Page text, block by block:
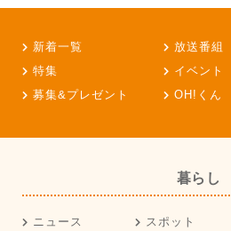
新着一覧 放送番組
特集
イベント
募集&プレゼント
OH!くん
暮らし
ニュース スポット